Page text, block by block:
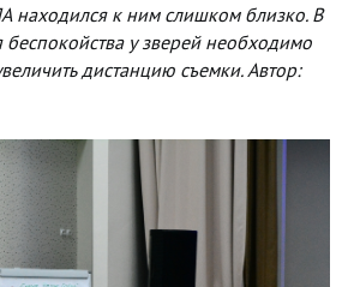
находился к ним слишком близко. В
беспокойства у зверей необходимо
дистанцию съемки. Автор: